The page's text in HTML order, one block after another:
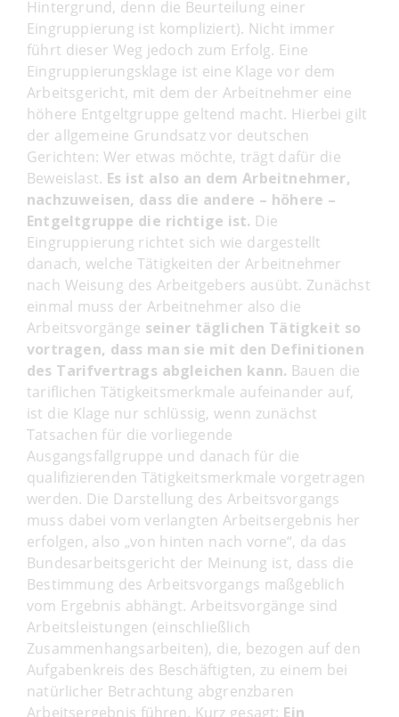
Hintergrund, denn die Beurteilung einer
Eingruppierung ist kompliziert). Nicht immer
führt dieser Weg jedoch zum Erfolg. Eine
Eingruppierungsklage ist eine Klage vor dem
Arbeitsgericht, mit dem der Arbeitnehmer eine
höhere Entgeltgruppe geltend macht. Hierbei gilt
der allgemeine Grundsatz vor deutschen
Gerichten: Wer etwas möchte, trägt dafür die
Beweislast. Es ist also an dem Arbeitnehmer,
nachzuweisen, dass die andere – höhere –
Entgeltgruppe die richtige ist. Die
Eingruppierung richtet sich wie dargestellt
danach, welche Tätigkeiten der Arbeitnehmer
nach Weisung des Arbeitgebers ausübt. Zunächst
einmal muss der Arbeitnehmer also die
Arbeitsvorgänge seiner täglichen Tätigkeit so
vortragen, dass man sie mit den Definitionen
des Tarifvertrags abgleichen kann. Bauen die
tariflichen Tätigkeitsmerkmale aufeinander auf,
ist die Klage nur schlüssig, wenn zunächst
Tatsachen für die vorliegende
Ausgangsfallgruppe und danach für die
qualifizierenden Tätigkeitsmerkmale vorgetragen
werden. Die Darstellung des Arbeitsvorgangs
muss dabei vom verlangten Arbeitsergebnis her
erfolgen, also „von hinten nach vorne“, da das
Bundesarbeitsgericht der Meinung ist, dass die
Bestimmung des Arbeitsvorgangs maßgeblich
vom Ergebnis abhängt. Arbeitsvorgänge sind
Arbeitsleistungen (einschließlich
Zusammenhangsarbeiten), die, bezogen auf den
Aufgabenkreis des Beschäftigten, zu einem bei
natürlicher Betrachtung abgrenzbaren
Arbeitsergebnis führen. Kurz gesagt: Ein